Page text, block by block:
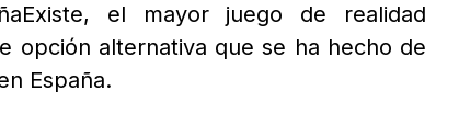
el mayor juego de realidad
opción alternativa que se ha hecho de
España.